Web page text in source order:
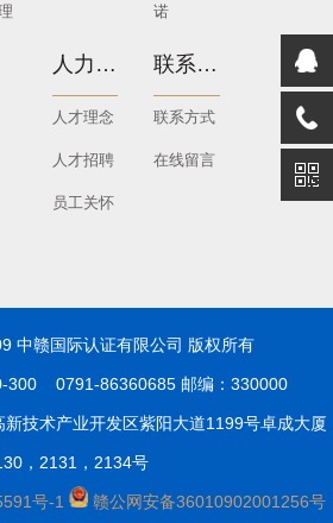
诺
人力资源
人才理念
人才招聘
员工关怀
联系我们
联系方式
在线留言
中赣国际认证有限公司 版权所有
300 0791-86360685 邮编：330000
技术产业开发区紫阳大道1199号卓成大厦
，2131，2134号
号-1 赣公网安备36010902001256号